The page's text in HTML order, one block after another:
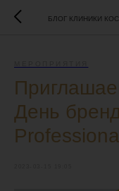
БЛОГ КЛИНИКИ
День